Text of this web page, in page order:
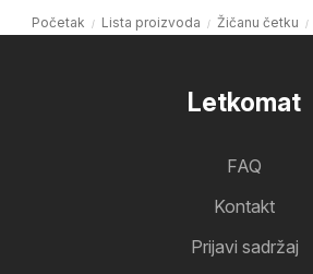
Početak Lista proizvoda Žičanu četku
Letkomat
FAQ
Kontakt
Prijavi sadržaj